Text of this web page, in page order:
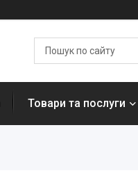
Товари та послуги